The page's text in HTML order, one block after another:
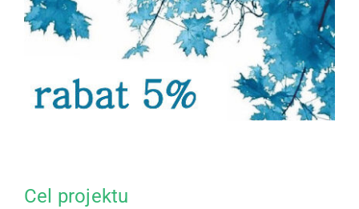
Cel projektu